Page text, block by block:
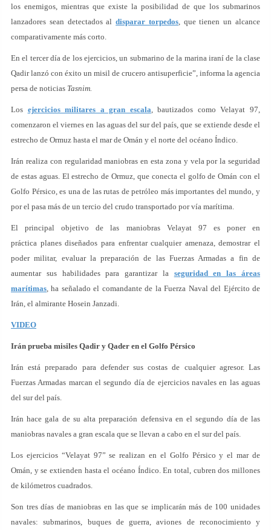
los enemigos, mientras que existe la posibilidad de que los submarinos
lanzadores sean detectados aldisparar torpedos, que tienen un alcance
comparativamente más corto.
En el tercer día de los ejercicios, un submarino de la marina iraní de la clase
Qadir lanzó con éxito un misil de crucero antisuperficie”, informa la agencia
persa de noticias Tasnim.
Los ejercicios militares a gran escala, bautizados como Velayat 97,
comenzaron el viernes en las aguas del sur del país, que se extiende desde el
estrecho de Ormuz hasta el mar de Omán y el norte del océano Índico.
Irán realiza con regularidad maniobras en esta zona y vela por la seguridad
de estas aguas. El estrecho de Ormuz, que conecta el golfo de Omán con el
Golfo Pérsico, es una de las rutas de petróleo más importantes del mundo, y
por el pasa más de un tercio del crudo transportado por vía marítima.
El principal objetivo de las maniobras Velayat 97 es poner en
práctica planes diseñados para enfrentar cualquier amenaza, demostrar el
poder militar, evaluar la preparación de las Fuerzas Armadas a fin de
aumentar sus habilidades para garantizar la seguridad en las áreas
marítimas, ha señalado el comandante de la Fuerza Naval del Ejército de
Irán, el almirante Hosein Janzadi.
VIDEO
Irán prueba misiles Qadir y Qader en el Golfo Pérsico
Irán está preparado para defender sus costas de cualquier agresor. Las
Fuerzas Armadas marcan el segundo día de ejercicios navales en las aguas
del sur del país.
Irán hace gala de su alta preparación defensiva en el segundo día de las
maniobras navales a gran escala que se llevan a cabo en el sur del país.
Los ejercicios “Velayat 97” se realizan en el Golfo Pérsico y el mar de
Omán, y se extienden hasta el océano Índico. En total, cubren dos millones
de kilómetros cuadrados.
Son tres días de maniobras en las que se implicarán más de 100 unidades
navales: submarinos, buques de guerra, aviones de reconocimiento y